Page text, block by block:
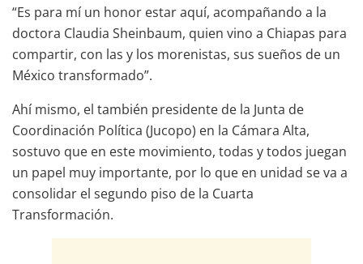
“Es para mí un honor estar aquí, acompañando a la
doctora Claudia Sheinbaum, quien vino a Chiapas para
compartir, con las y los morenistas, sus sueños de un
México transformado”.
Ahí mismo, el también presidente de la Junta de
Coordinación Política (Jucopo) en la Cámara Alta,
sostuvo que en este movimiento, todas y todos juegan
un papel muy importante, por lo que en unidad se va a
consolidar el segundo piso de la Cuarta
Transformación.